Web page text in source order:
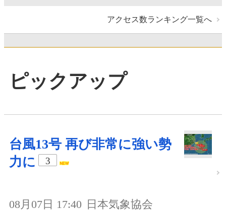
アクセス数ランキング一覧へ
ピックアップ
台風13号 再び非常に強い勢
力に
3
08月07日 17:40 日本気象協会